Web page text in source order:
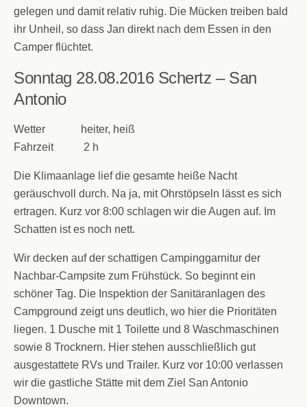
gelegen und damit relativ ruhig. Die Mücken treiben bald
ihr Unheil, so dass Jan direkt nach dem Essen in den
Camper flüchtet.
Sonntag 28.08.2016 Schertz – San
Antonio
Wetter heiter, heiß
Fahrzeit 2 h
Die Klimaanlage lief die gesamte heiße Nacht
geräuschvoll durch. Na ja, mit Ohrstöpseln lässt es sich
ertragen. Kurz vor 8:00 schlagen wir die Augen auf. Im
Schatten ist es noch nett.
Wir decken auf der schattigen Campinggarnitur der
Nachbar-Campsite zum Frühstück. So beginnt ein
schöner Tag. Die Inspektion der Sanitäranlagen des
Campground zeigt uns deutlich, wo hier die Prioritäten
liegen. 1 Dusche mit 1 Toilette und 8 Waschmaschinen
sowie 8 Trocknern. Hier stehen ausschließlich gut
ausgestattete RVs und Trailer. Kurz vor 10:00 verlassen
wir die gastliche Stätte mit dem Ziel San Antonio
Downtown.